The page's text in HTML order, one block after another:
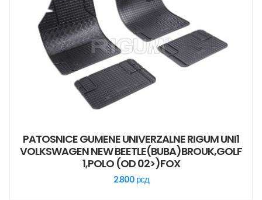
PATOSNICE GUMENE UNIVERZALNE RIGUM UNI1
VOLKSWAGEN NEW BEETLE(BUBA)BROUK,GOLF
1,POLO (OD 02>)FOX
2.800 рсд